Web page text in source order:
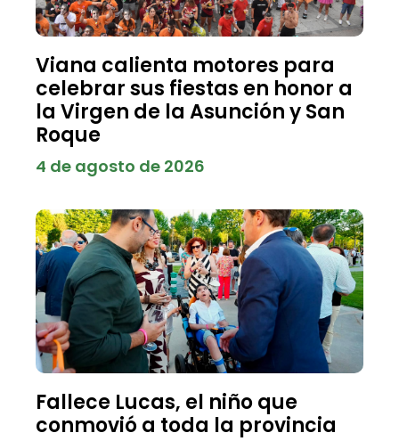
Viana calienta motores para
celebrar sus fiestas en honor a
la Virgen de la Asunción y San
Roque
4 de agosto de 2026
Fallece Lucas, el niño que
conmovió a toda la provincia